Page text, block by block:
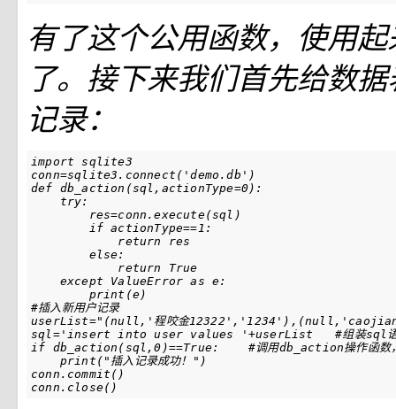
有了这个公用函数，使用
了。接下来我们首先给数
记录：
import
sqlite3
conn=sqlite3 . connect ( 'demo.db' )
def db_action (sql , actionType=0):
try:
res=conn .execute(sql )
if actionType==1 :
return
res
else:
return
True
except
ValueError as e:
print (e)
#插入新用户记录
userList="(null,'程咬金
sql='insert into user values ' +userList
#组装sql
if db_action (sql ,0 )==True:
#调用db_action操作函数
print ( "插入记录成功！" )
conn . commit ()
conn . close()